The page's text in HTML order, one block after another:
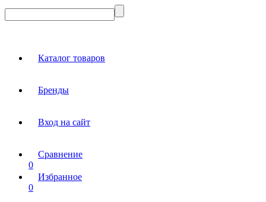
Каталог товаров
Бренды
Вход на сайт
Сравнение
0
Избранное
0